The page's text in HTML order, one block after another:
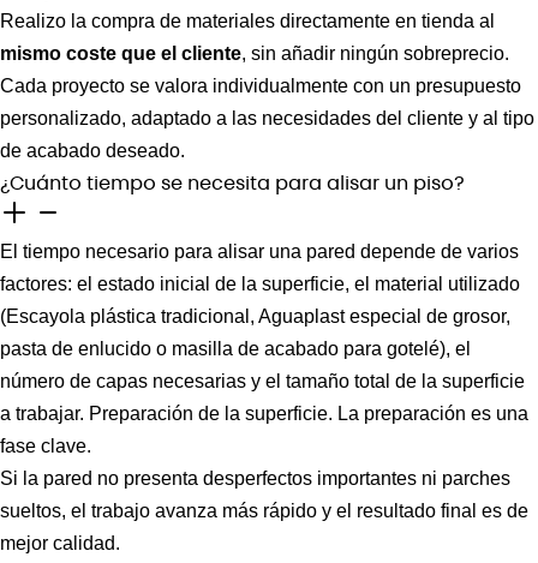
Realizo la compra de materiales directamente en tienda al
mismo coste que el cliente, sin añadir ningún sobreprecio.
Cada proyecto se valora individualmente con un presupuesto
personalizado, adaptado a las necesidades del cliente y al tipo
de acabado deseado.
¿Cuánto tiempo se necesita para alisar un piso?
El tiempo necesario para alisar una pared depende de varios
factores: el estado inicial de la superficie, el material utilizado
(Escayola plástica tradicional, Aguaplast especial de grosor,
pasta de enlucido o masilla de acabado para gotelé), el
número de capas necesarias y el tamaño total de la superficie
a trabajar. Preparación de la superficie. La preparación es una
fase clave.
Si la pared no presenta desperfectos importantes ni parches
sueltos, el trabajo avanza más rápido y el resultado final es de
mejor calidad.